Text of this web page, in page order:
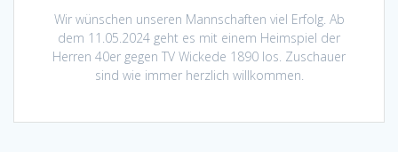
Wir wünschen unseren Mannschaften viel Erfolg. Ab
dem 11.05.2024 geht es mit einem Heimspiel der
Herren 40er gegen TV Wickede 1890 los. Zuschauer
sind wie immer herzlich willkommen.